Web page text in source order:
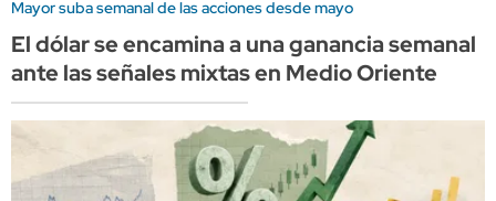
Mayor suba semanal de las acciones desde mayo
El dólar se encamina a una ganancia semanal
ante las señales mixtas en Medio Oriente